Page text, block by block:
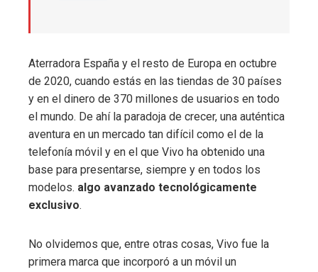
Aterradora España y el resto de Europa en octubre
de 2020, cuando estás en las tiendas de 30 países
y en el dinero de 370 millones de usuarios en todo
el mundo. De ahí la paradoja de crecer, una auténtica
aventura en un mercado tan difícil como el de la
telefonía móvil y en el que Vivo ha obtenido una
base para presentarse, siempre y en todos los
modelos. algo avanzado tecnológicamente
exclusivo.
No olvidemos que, entre otras cosas, Vivo fue la
primera marca que incorporó a un móvil un